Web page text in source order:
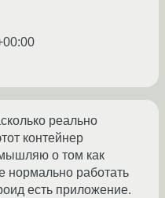
реально
контейнер
о том как
нормально работать
есть приложение.